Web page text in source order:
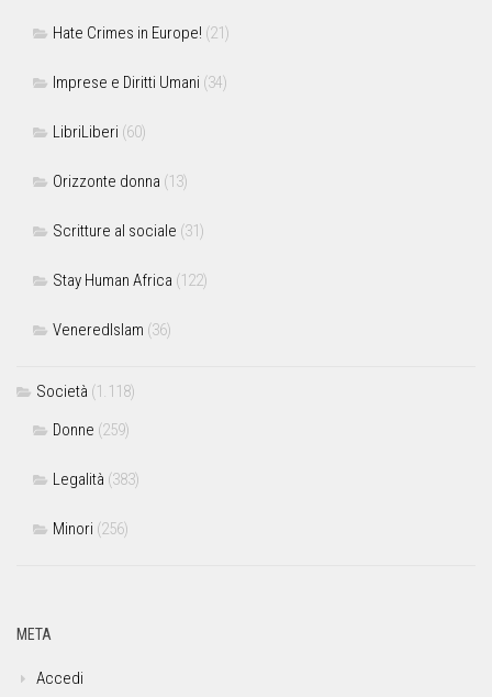
Hate Crimes in Europe! (21)
Imprese e Diritti Umani (34)
LibriLiberi (60)
Orizzonte donna (13)
Scritture al sociale (31)
Stay Human Africa (122)
VeneredIslam (36)
Società (1.118)
Donne (259)
Legalità (383)
Minori (256)
META
Accedi